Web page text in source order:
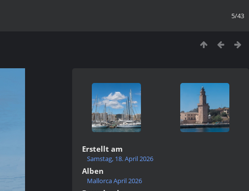
5/43
Erstellt am
Samstag, 18. April 2026
Alben
Mallorca April 2026